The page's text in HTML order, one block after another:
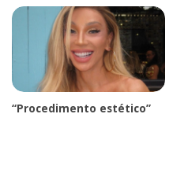
“Procedimento estético”